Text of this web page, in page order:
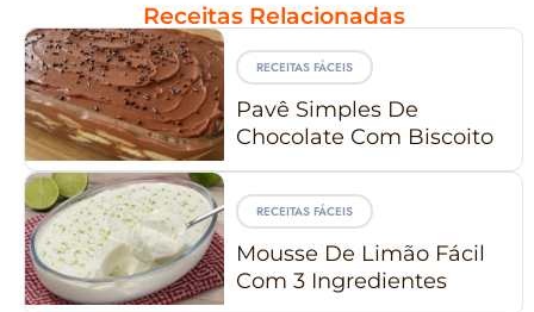
Receitas Relacionadas
RECEITAS FÁCEIS
Pavê Simples De
Chocolate Com Biscoito
RECEITAS FÁCEIS
Mousse De Limão Fácil
Com 3 Ingredientes